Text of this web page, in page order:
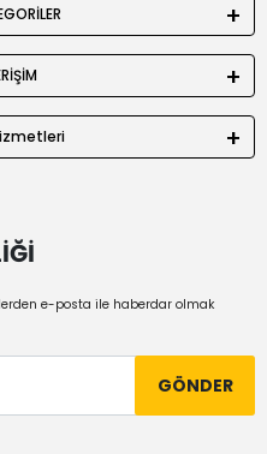
e-posta ile haberdar olmak
GÖNDER